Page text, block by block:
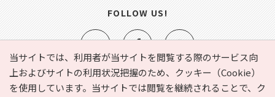
当サイトでは、利用者が当サイトを閲覧する際のサービス向
上およびサイトの利用状況把握のため、クッキー（Cookie）
を使用しています。当サイトでは閲覧を継続されることで、ク
e-NAVITA（イーナビタ）とは？ お気に入り ヘルプ
FOLLOW US!